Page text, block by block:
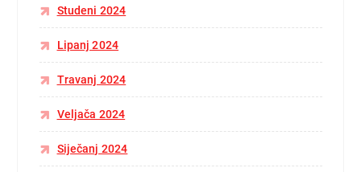
Studeni 2024
Lipanj 2024
Travanj 2024
Veljača 2024
Siječanj 2024